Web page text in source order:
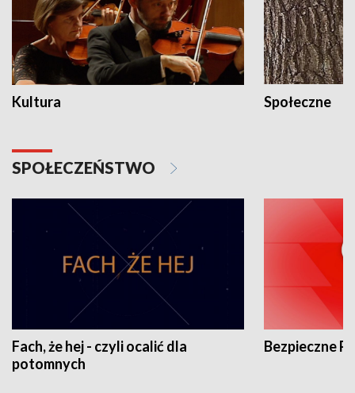
Kultura Społeczne
SPOŁECZEŃSTWO
Fach, że hej - czyli ocalić dla
potomnych
Bezpieczne